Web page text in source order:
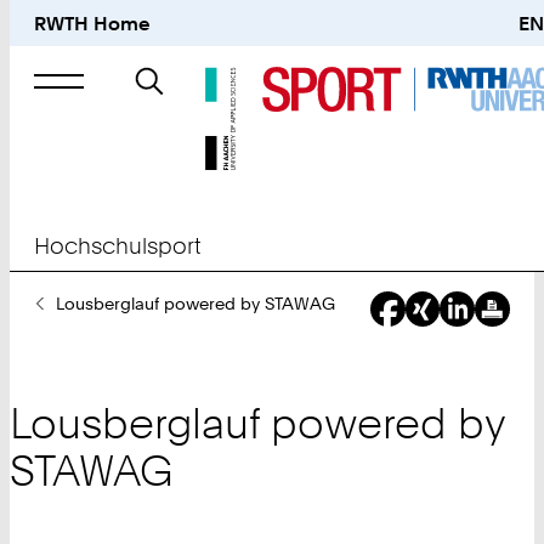
RWTH Home EN
Suche
nach
Hochschulsport
SieLousberglauf powered by STAWAG
Lousberglauf powered by
STAWAG